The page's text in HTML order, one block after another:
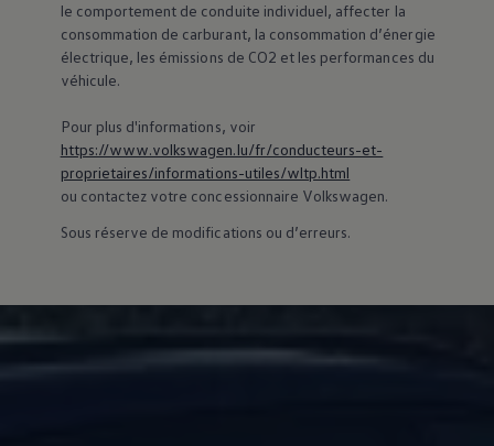
le comportement de conduite individuel, affecter la
consommation de carburant, la consommation d’énergie
électrique, les émissions de CO2 et les performances du
véhicule.
Pour plus d'informations, voir
https://www.volkswagen.lu/fr/conducteurs-et-
proprietaires/informations-utiles/wltp.html
ou contactez votre concessionnaire Volkswagen.
Sous réserve de modifications ou d’erreurs.